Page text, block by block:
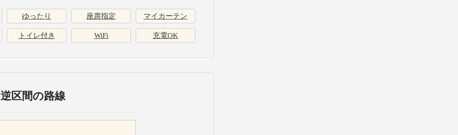
ゆったり 座席指定 マイカーテン
トイレ付き WiFi 充電OK
逆区間の路線